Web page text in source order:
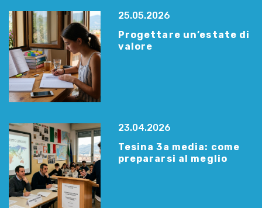
25.05.2026
Progettare un’estate di
valore
23.04.2026
Tesina 3a media: come
prepararsi al meglio